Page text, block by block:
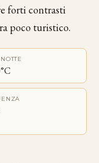
forti contrasti
poco turistico.